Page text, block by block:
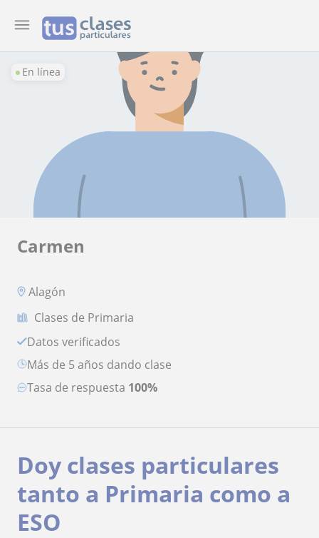
En línea
Carmen
Alagón
Clases de Primaria
Datos verificados
más de 5 años dando clase
Tasa de respuesta 100%
Doy clases particulares
tanto a Primaria como a
ESO